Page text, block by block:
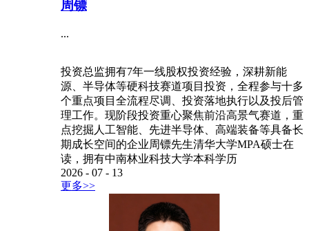
周镖
...
投资总监拥有7年一线股权投资经验，深耕新能
源、半导体等硬科技赛道项目投资，全程参与十多
个重点项目全流程尽调、投资落地执行以及投后管
理工作。现阶段投资重心聚焦前沿高景气赛道，重
点挖掘人工智能、先进半导体、高端装备等具备长
期成长空间的企业周镖先生清华大学MPA硕士在
读，拥有中南林业科技大学本科学历
2026 - 07 - 13
更多>>